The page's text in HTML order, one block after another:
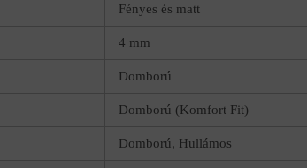
Fényes és matt
4 mm
Domború
Domború (Komfort Fit)
Domború, Hullámos